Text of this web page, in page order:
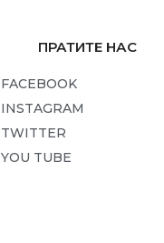
ПРАТИТЕ НАС
FACEBOOK
INSTAGRAM
TWITTER
YOU TUBE